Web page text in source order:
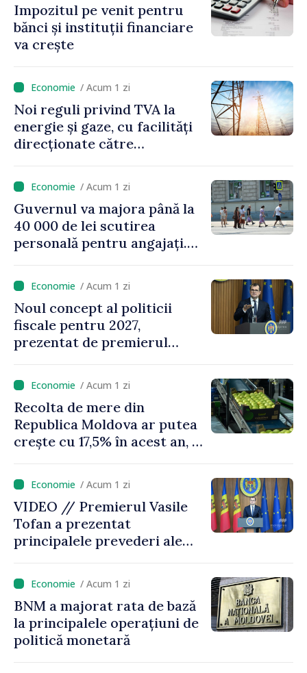
Impozitul pe venit pentru
bănci și instituții financiare
va crește
/ Acum 1 zi
Noi reguli privind TVA la
energie și gaze, cu facilități
direcționate către
/ Acum 1 zi
Guvernul va majora până la
40 000 de lei scutirea
personală pentru angajați.
de milioane de lei îi lăsăm
oamenilor”/ Acum 1 zi
Noul concept al politicii
fiscale pentru 2027,
prezentat de premierul
puțin munca, stimulăm
investițiile, taxăm viciile și
echilibrăm taxarea
consumului”
/ Acum 1 zi
Recolta de mere din
Republica Moldova ar putea
crește cu 17,5% în acest an, în
este estimată în scădere
/ Acum 1 zi
VIDEO // Premierul Vasile
Tofan a prezentat
principalele prevederi ale
2027
/ Acum 1 zi
BNM a majorat rata de bază
la principalele operațiuni de
politică monetară